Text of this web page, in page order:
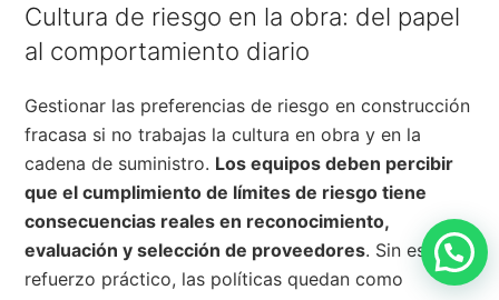
Cultura de riesgo en la obra: del papel
al comportamiento diario
Gestionar las preferencias de riesgo en construcción
fracasa si no trabajas la cultura en obra y en la
cadena de suministro. Los equipos deben percibir
que el cumplimiento de límites de riesgo tiene
consecuencias reales en reconocimiento,
evaluación y selección de proveedores. Sin ese
refuerzo práctico, las políticas quedan como